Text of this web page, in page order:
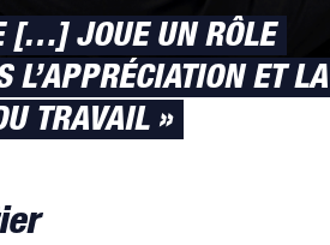
[…] JOUE UN RÔLE
L’APPRÉCIATION ET LA
TRAVAIL »